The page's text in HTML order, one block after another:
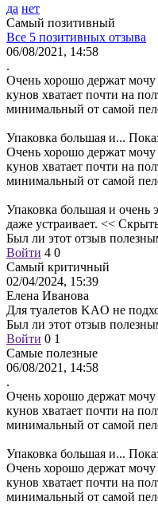
да нет
Самый позитивный
Все 5 позитивных отзыва
06/08/2021, 14:58
.
Очень хорошо держат
кунов хватает почти на
минимальный от самой
Упаковка большая и...
Очень хорошо держат
кунов хватает почти на
минимальный от самой
Упаковка большая и очень
даже устраивает. <<
Был ли этот отзыв
Войти 4 0
Самый критичный
02/04/2024, 15:39
Елена Иванова
Для туалетов KAO не
Был ли этот отзыв
Войти 0 1
Самые полезные
06/08/2021, 14:58
.
Очень хорошо держат
кунов хватает почти на
минимальный от самой
Упаковка большая и...
Очень хорошо держат
кунов хватает почти на
минимальный от самой